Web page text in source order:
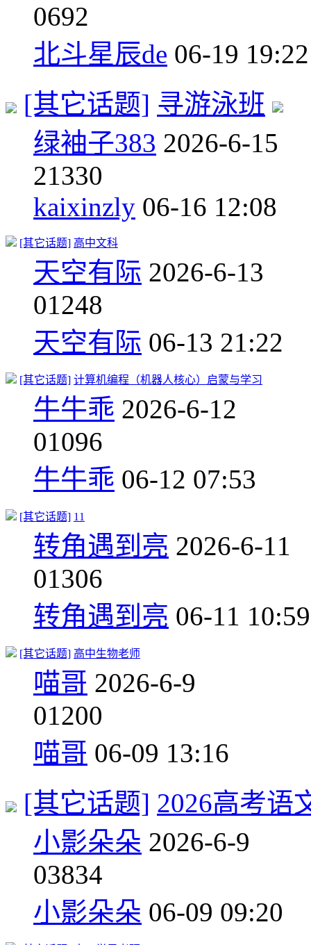
0692
北斗星辰de 06-19 19:22
[其它话题] 寻游泳班
绿袖子383 2026-6-15
21330
kaixinzly 06-16 12:08
[其它话题] 高中文科
天空有际 2026-6-13
01248
天空有际 06-13 21:22
[其它话题] 计算机编程（机器人核心）启蒙与学习
牛牛乖 2026-6-12
01096
牛牛乖 06-12 07:53
[其它话题] 11
转角遇到亮 2026-6-11
01306
转角遇到亮 06-11 10:59
[其它话题] 高中生物老师
喵哥 2026-6-9
01200
喵哥 06-09 13:16
[其它话题] 2026高考语
小影朵朵 2026-6-9
03834
小影朵朵 06-09 09:20